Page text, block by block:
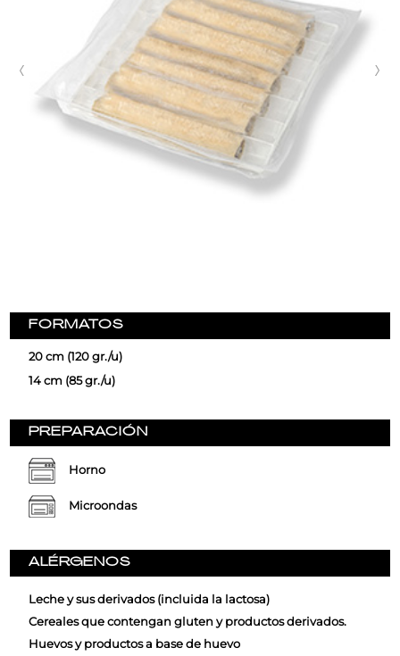
FORMATOS
20 cm (120 gr./u)
14 cm (85 gr./u)
PREPARACIÓN
Horno
Microondas
ALÉRGENOS
Leche y sus derivados (incluida la lactosa)
Cereales que contengan gluten y productos derivados.
Huevos y productos a base de huevo